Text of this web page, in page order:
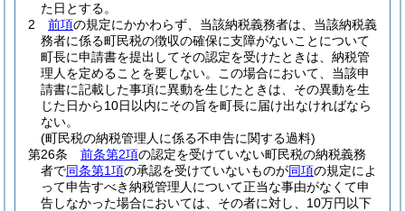
た日とする。
2
前項の規定にかかわらず、当該納税義務者は、当該納税義
務者に係る町民税の徴収の確保に支障がないことについて
町長に申請書を提出してその認定を受けたときは、納税管
理人を定めることを要しない。
この場合において、当該申
請書に記載した事項に異動を生じたときは、その異動を生
じた日から10日以内にその旨を町長に届け出なければなら
ない。
(町民税の納税管理人に係る不申告に関する過料)
第26条
前条第2項の認定を受けていない町民税の納税義務
者で同条第1項の承認を受けていないものが同項の規定によ
って申告すべき納税管理人について正当な事由がなくて申
告しなかった場合においては、その者に対し、10万円以下